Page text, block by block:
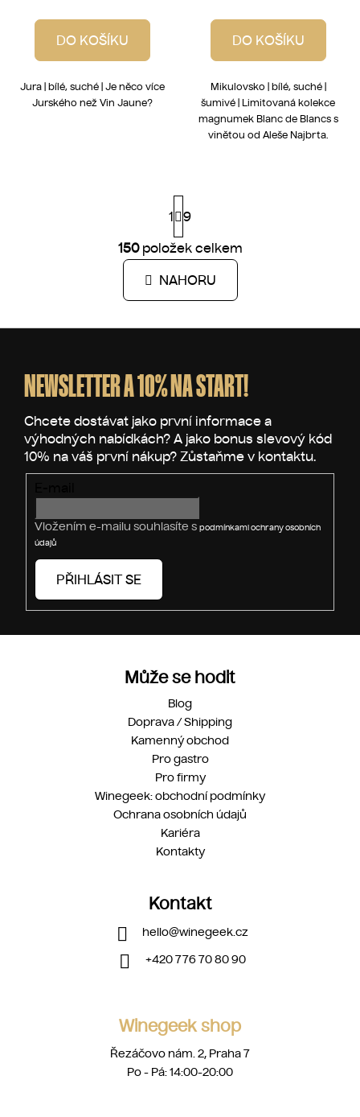
DO KOŠÍKU
Jura | bílé, suché | Je něco více
Jurského než Vin Jaune?
DO KOŠÍKU
Mikulovsko | bílé, suché |
šumivé | Limitovaná kolekce
magnumek Blanc de Blancs s
vinětou od Aleše Najbrta.
O
v
l
d
í
p
r
v
k
y
ý
p
S
t
r
á
n
k
á
1
9
150položek celkem
NAHORU
NEWSLETTER A 10% NA START!
Vložením e-mailu souhlasíte s podmínkami ochrany osobních
údajů
PŘIHLÁSIT SE
Může se hodit
Blog
Doprava / Shipping
Kamenný obchod
Pro gastro
Pro firmy
Winegeek: obchodní podmínky
Ochrana osobních údajů
Kariéra
Kontakty
Kontakt
hello@winegeek.cz
+420 776 70 80 90
Winegeek shop
Řezáčovo nám. 2, Praha 7
Po - Pá: 14:00-20:00